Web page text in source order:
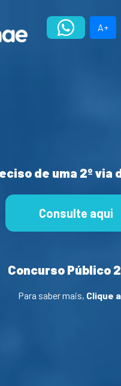
A+
de uma 2º via
Consulte aqui
Concurso Público
Para saber mais, Clique